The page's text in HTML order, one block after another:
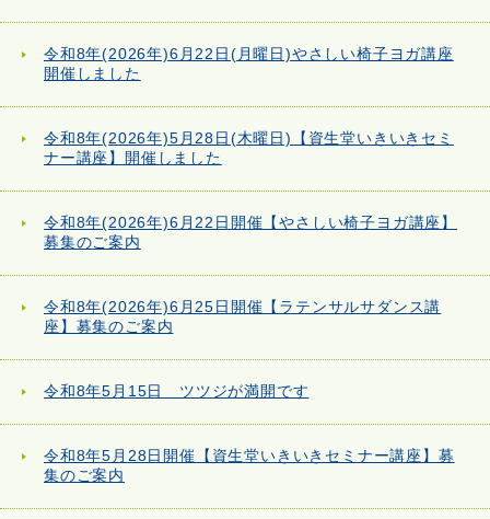
令和8年(2026年)6月22日(月曜日)やさしい椅子ヨガ講座
開催しました
令和8年(2026年)5月28日(木曜日)【資生堂いきいきセミ
ナー講座】開催しました
令和8年(2026年)6月22日開催【やさしい椅子ヨガ講座】
募集のご案内
令和8年(2026年)6月25日開催【ラテンサルサダンス講
座】募集のご案内
令和8年5月15日 ツツジが満開です
令和8年5月28日開催【資生堂いきいきセミナー講座】募
集のご案内